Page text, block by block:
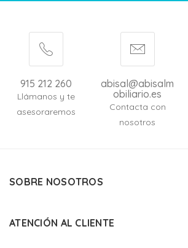
915 212 260
Llámanos y te
asesoraremos
abisal@abisalm
obiliario.es
Contacta con
nosotros
SOBRE NOSOTROS
ATENCIÓN AL CLIENTE